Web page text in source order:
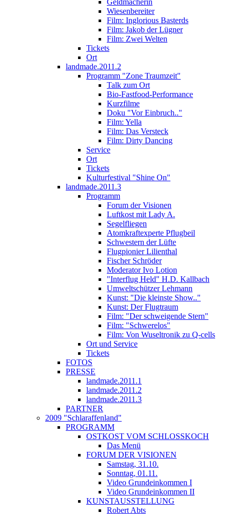
Geldmacherin
Wiesenbereiter
Film: Inglorious Basterds
Film: Jakob der Lügner
Film: Zwei Welten
Tickets
Ort
landmade.2011.2
Programm "Zone Traumzeit"
Talk zum Ort
Bio-Fastfood-Performance
Kurzfilme
Doku "Vor Einbruch.."
Film: Yella
Film: Das Versteck
Film: Dirty Dancing
Service
Ort
Tickets
Kulturfestival "Shine On"
landmade.2011.3
Programm
Forum der Visionen
Luftkost mit Lady A.
Segelfliegen
Atomkraftexperte Pflugbeil
Schwestern der Lüfte
Flugpionier Lilienthal
Fischer Schröder
Moderator Ivo Lotion
"Interflug Held" H.D. Kallbach
Umweltschützer Lehmann
Kunst: "Die kleinste Show.."
Kunst: Der Flugtraum
Film: "Der schweigende Stern"
Film: "Schwerelos"
Film: Von Wuseltronik zu Q-cells
Ort und Service
Tickets
FOTOS
PRESSE
landmade.2011.1
landmade.2011.2
landmade.2011.3
PARTNER
2009 "Schlaraffenland"
PROGRAMM
OSTKOST VOM SCHLOSSKOCH
Das Menü
FORUM DER VISIONEN
Samstag, 31.10.
Sonntag, 01.11.
Video Grundeinkommen I
Video Grundeinkommen II
KUNSTAUSSTELLUNG
Robert Abts